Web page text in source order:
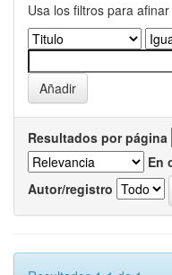
Usa los filtros para
Resultados por página
En
Autor/registro